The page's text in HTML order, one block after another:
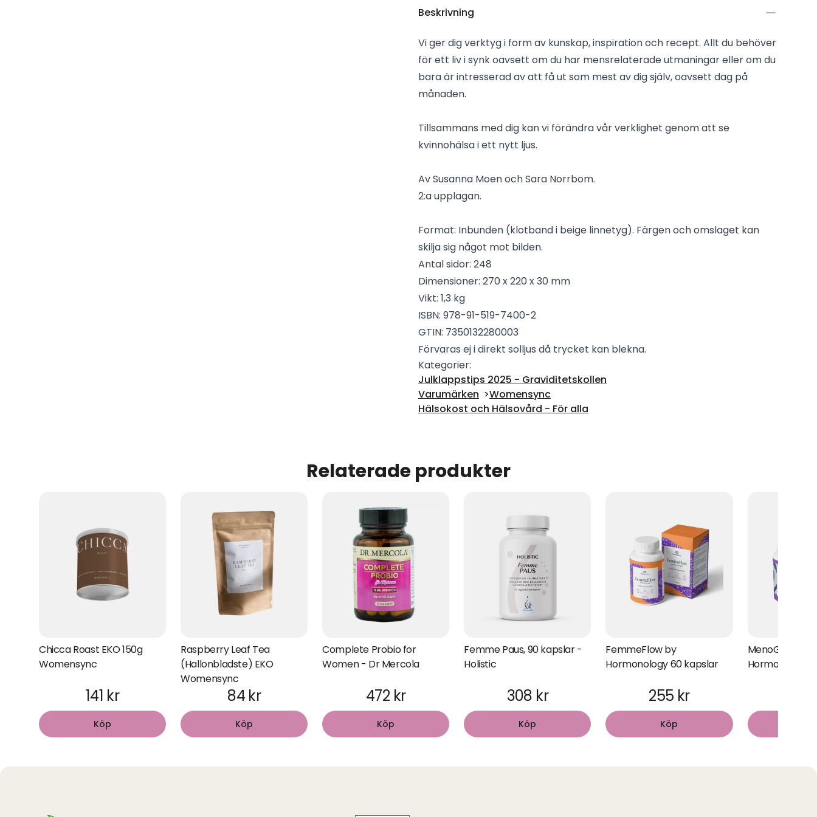
Beskrivning
Vi ger dig verktyg i form av kunskap, inspiration och recept. Allt du behöver
för ett liv i synk oavsett om du har mensrelaterade utmaningar eller om du
bara är intresserad av att få ut som mest av dig själv, oavsett dag på
månaden.
Tillsammans med dig kan vi förändra vår verklighet genom att se
kvinnohälsa i ett nytt ljus.
Av Susanna Moen och Sara Norrbom.
2:a upplagan.
Format: Inbunden (klotband i beige linnetyg). Färgen och omslaget kan
skilja sig något mot bilden.
Antal sidor: 248
Dimensioner: 270 x 220 x 30 mm
Vikt: 1,3 kg
ISBN: 978-91-519-7400-2
GTIN: 7350132280003
Förvaras ej i direkt solljus då trycket kan blekna.
Kategorier:
Julklappstips 2025 - Graviditetskollen
Varumärken
Womensync
Hälsokost och Hälsovård - För alla
Relaterade produkter
Chicca Roast EKO 150g
Womensync
141 kr
Köp
Raspberry Leaf Tea
(Hallonbladste) EKO
Womensync
84 kr
Köp
Complete Probio for
Women - Dr Mercola
472 kr
Köp
Femme Paus, 90 kapslar -
Holistic
308 kr
Köp
FemmeFlow by
Hormonology 60 kapslar
255 kr
Köp
MenoGlow by
Hormonology